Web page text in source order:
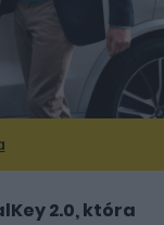
2.0, która